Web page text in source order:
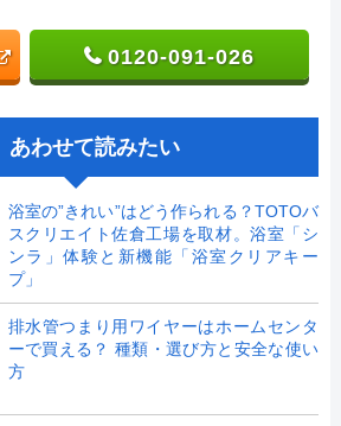
0120-091-026
あわせて読みたい
浴室の”きれい”はどう作られる？TOTOバ
スクリエイト佐倉工場を取材。浴室「シ
ンラ」体験と新機能「浴室クリアキー
プ」
排水管つまり用ワイヤーはホームセンタ
ーで買える？ 種類・選び方と安全な使い
方